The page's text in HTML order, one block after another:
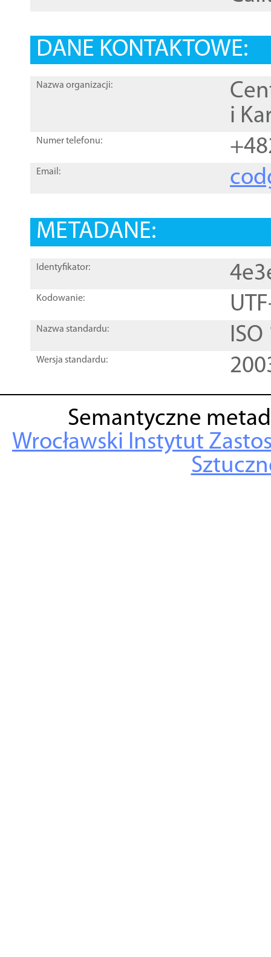
DANE KONTAKTOWE:
Nazwa organizacji:
i
Numer telefonu:
Email:
METADANE:
Identyfikator:
Kodowanie:
Nazwa standardu:
Wersja standardu:
Semantyczne
Wrocławski Instytut